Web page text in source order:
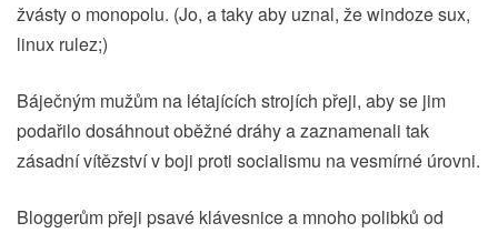
žvásty o monopolu. (Jo, a taky aby uznal, že windoze sux,
linux rulez;)
Báječným mužům na létajících strojích přeji, aby se jim
podařilo dosáhnout oběžné dráhy a zaznamenali tak
zásadní vítězství v boji proti socialismu na vesmírné úrovni.
Bloggerům přeji psavé klávesnice a mnoho polibků od